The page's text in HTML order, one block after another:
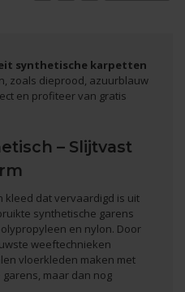
synthetische karpetten
zoals dieprood, azuurblauw
en profiteer van gratis
– Slijtvast
kleed dat vervaardigd is uit
synthetische garens
en nylon. Door
weeftechnieken
vloerkleden maken met
maar dan nog